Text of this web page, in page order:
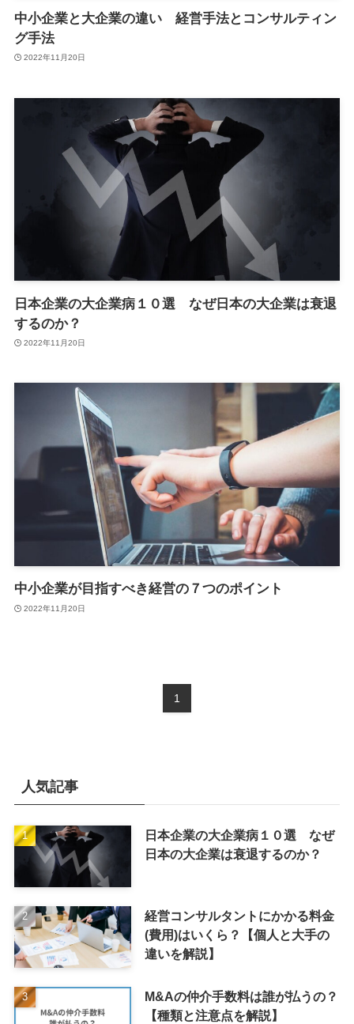
中小企業と大企業の違い 経営手法とコンサルティン
グ手法
2022年11月20日
日本企業の大企業病１０選 なぜ日本の大企業は衰退
するのか？
2022年11月20日
中小企業が目指すべき経営の７つのポイント
2022年11月20日
1
人気記事
日本企業の大企業病１０選 なぜ
日本の大企業は衰退するのか？
経営コンサルタントにかかる料金
(費用)はいくら？【個人と大手の
違いを解説】
M&Aの仲介手数料は誰が払うの？
【種類と注意点を解説】